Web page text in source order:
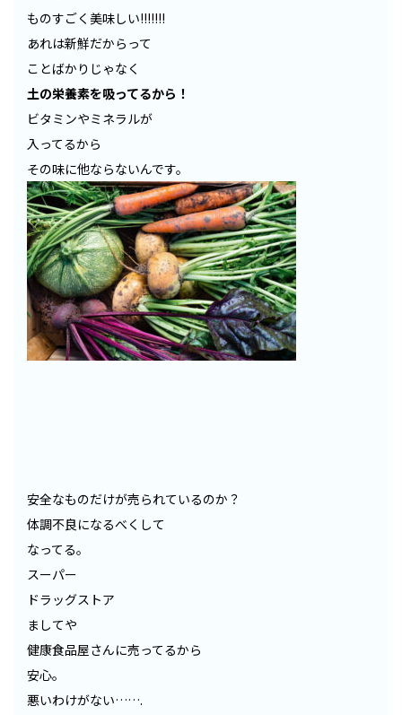
ものすごく美味しい!!!!!!!
あれは新鮮だからって
ことばかりじゃなく
土の栄養素を吸ってるから！
ビタミンやミネラルが
入ってるから
その味に他ならないんです。
安全なものだけが売られているのか？
体調不良になるべくして
なってる。
スーパー
ドラッグストア
ましてや
健康食品屋さんに売ってるから
安心。
悪いわけがない…….